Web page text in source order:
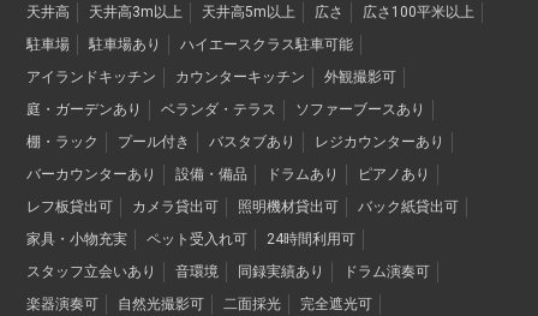
天井高
天井高3m以上 天井高5m以上 広さ
広さ100平米以上
駐車場
駐車場あり
ハイエースクラス駐車可能
アイランドキッチン
カウンターキッチン
外観撮影可
庭・ガーデンあり
ベランダ・テラス
ソファーブースあり
棚・ラック
プール付き バスタブあり
レジカウンターあり
バーカウンターあり
設備・備品 ドラムあり
ピアノあり
レフ板貸出可
カメラ貸出可 照明機材貸出可
バック紙貸出可
家具・小物充実
ペット受入れ可
24時間利用可
スタッフ立会いあり
音環境 同録実績あり
ドラム演奏可
楽器演奏可
自然光撮影可 二面採光
完全遮光可